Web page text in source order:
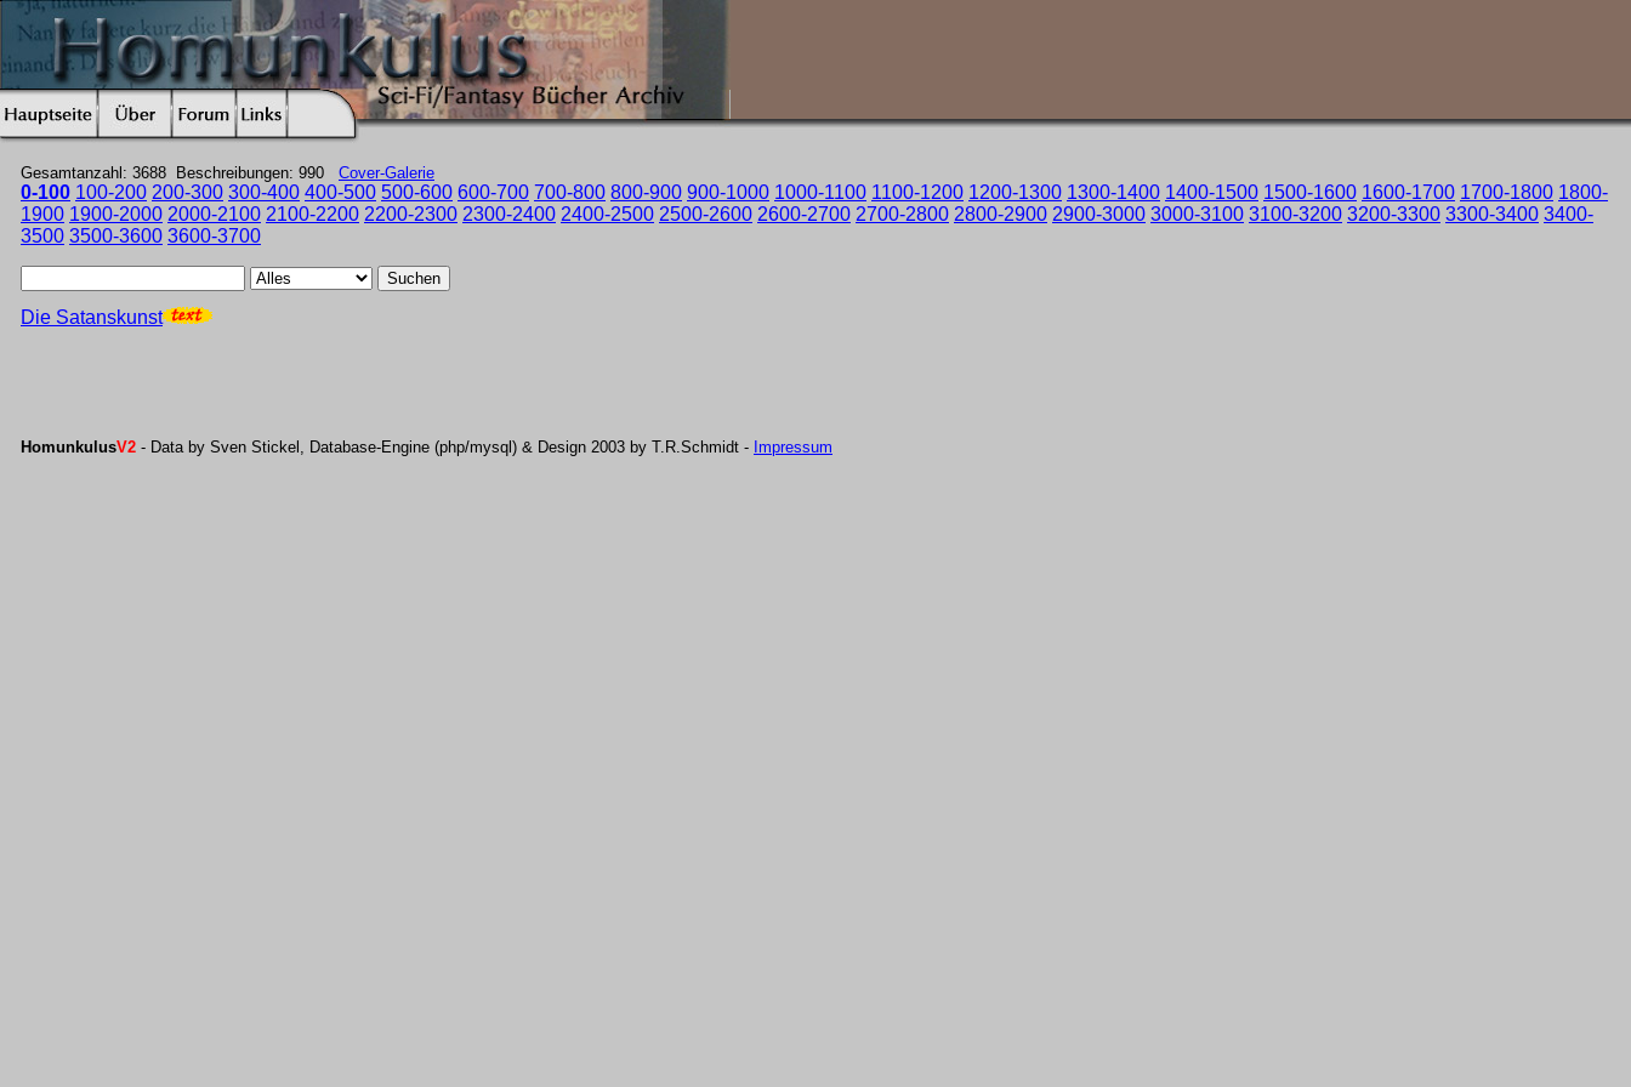
Gesamtanzahl: 3688 Beschreibungen: 990 Cover-Galerie
0-100 100-200 200-300 300-400 400-500 500-600 600-700 700-800 800-900 900-1000 1000-1100 1100-1200 1200-1300 1300-1400 1400-1500 1500-1600 1600-1700 1700-1800 1800-
1900 1900-2000 2000-2100 2100-2200 2200-2300 2300-2400 2400-2500 2500-2600 2600-2700 2700-2800 2800-2900 2900-3000 3000-3100 3100-3200 3200-3300 3300-3400 3400-
3500 3500-3600 3600-3700
Suchen
Die Satanskunst
HomunkulusV2 - Data by Sven Stickel, Database-Engine (php/mysql) & Design 2003 by T.R.Schmidt - Impressum